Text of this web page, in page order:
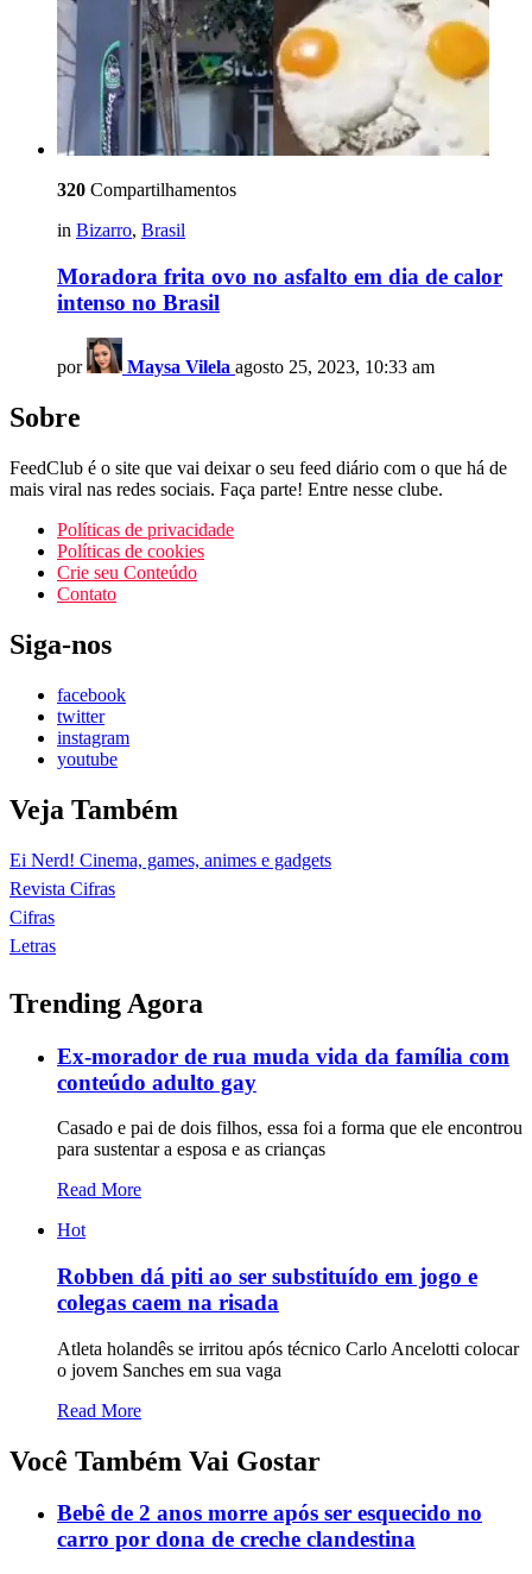
320 Compartilhamentos
in Bizarro, Brasil
Moradora frita ovo no asfalto em dia de calor
intenso no Brasil
por Maysa Vilela agosto 25, 2023, 10:33 am
Sobre
FeedClub é o site que vai deixar o seu feed diário com o que há de
mais viral nas redes sociais. Faça parte! Entre nesse clube.
Políticas de privacidade
Políticas de cookies
Crie seu Conteúdo
Contato
Siga-nos
facebook
twitter
instagram
youtube
Veja Também
Ei Nerd! Cinema, games, animes e gadgets
Revista Cifras
Cifras
Letras
Trending Agora
Ex-morador de rua muda vida da família com
conteúdo adulto gay
Casado e pai de dois filhos, essa foi a forma que ele encontrou
para sustentar a esposa e as crianças
Read More
Hot
Robben dá piti ao ser substituído em jogo e
colegas caem na risada
Atleta holandês se irritou após técnico Carlo Ancelotti colocar
o jovem Sanches em sua vaga
Read More
Você Também Vai Gostar
Bebê de 2 anos morre após ser esquecido no
carro por dona de creche clandestina